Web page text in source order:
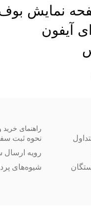
نمایش
آیفون
راهنمای
نحوه ثبت
رویه
شیوه‌های